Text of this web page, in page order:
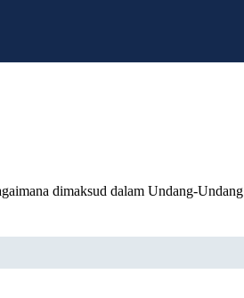
dimaksud dalam Undang-Undang